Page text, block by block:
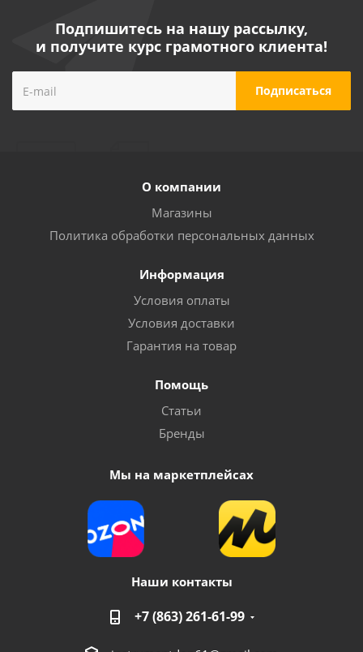
Подпишитесь на нашу рассылку,
и получите курс грамотного клиента!
О компании
Магазины
Политика обработки персональных данных
Информация
Условия оплаты
Условия доставки
Гарантия на товар
Помощь
Статьи
Бренды
Мы на маркетплейсах
Наши контакты
+7 (863) 261-61-99